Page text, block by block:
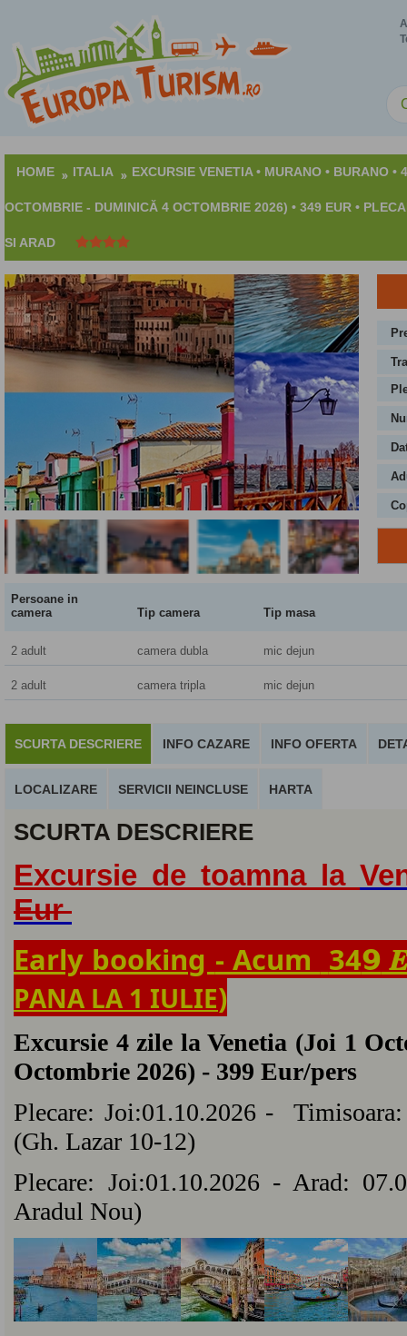
HOME ITALIA EXCURSIE VENETIA • MURANO • BURANO •
OCTOMBRIE - DUMINICĂ 4 OCTOMBRIE 2026) • 349 EUR •
SI ARAD
Persoane in
camera
Tip camera Tip masa
2 adult camera dubla mic dejun
2 adult camera tripla mic dejun
SCURTA DESCRIERE INFO CAZARE INFO OFERTA
LOCALIZARE SERVICII NEINCLUSE HARTA
SCURTA DESCRIERE
Excursie de toamna la
Eur
Early booking - Acum 34𝟵
PANA LA 1 IULIE)
Excursie 4 zile la Venetia (Joi 1
Octombrie 2026) - 399 Eur/pers
Plecare: Joi:01.10.2026 -
(Gh. Lazar 10-12)
Plecare: Joi:01.10.2026 - Arad:
Aradul Nou)